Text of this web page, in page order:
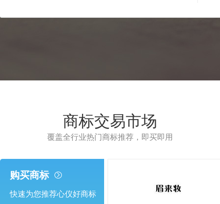
商标交易市场
覆盖全行业热门商标推荐，即买即用
购买商标
快速为您推荐心仪好商标